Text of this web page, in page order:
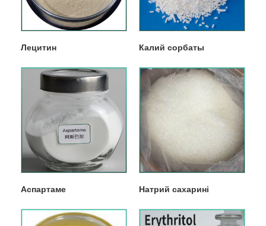
Лецитин Калий сорбаты
Аспартаме Натрий сахарині